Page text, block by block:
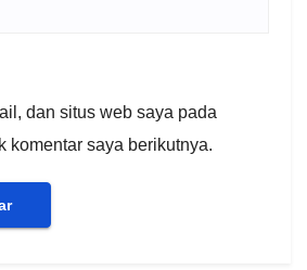
dan situs web saya pada
komentar saya berikutnya.